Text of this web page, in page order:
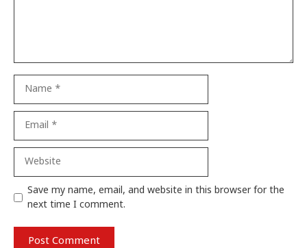
Save my name, email, and website in this browser for the
next time I comment.